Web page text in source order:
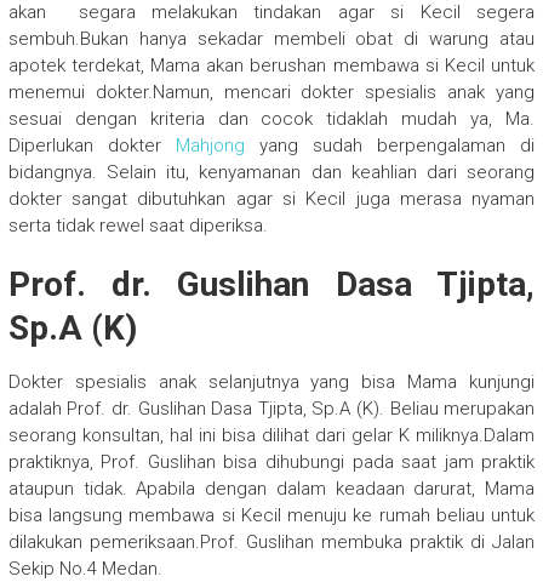
akan segara melakukan tindakan agar si Kecil segera
sembuh.Bukan hanya sekadar membeli obat di warung atau
apotek terdekat, Mama akan berushan membawa si Kecil untuk
menemui dokter.Namun, mencari dokter spesialis anak yang
sesuai dengan kriteria dan cocok tidaklah mudah ya, Ma.
Diperlukan dokter Mahjong yang sudah berpengalaman di
bidangnya. Selain itu, kenyamanan dan keahlian dari seorang
dokter sangat dibutuhkan agar si Kecil juga merasa nyaman
serta tidak rewel saat diperiksa.
Prof. dr. Guslihan Dasa Tjipta,
Sp.A (K)
Dokter spesialis anak selanjutnya yang bisa Mama kunjungi
adalah Prof. dr. Guslihan Dasa Tjipta, Sp.A (K). Beliau merupakan
seorang konsultan, hal ini bisa dilihat dari gelar K miliknya.Dalam
praktiknya, Prof. Guslihan bisa dihubungi pada saat jam praktik
ataupun tidak. Apabila dengan dalam keadaan darurat, Mama
bisa langsung membawa si Kecil menuju ke rumah beliau untuk
dilakukan pemeriksaan.Prof. Guslihan membuka praktik di Jalan
Sekip No.4 Medan.